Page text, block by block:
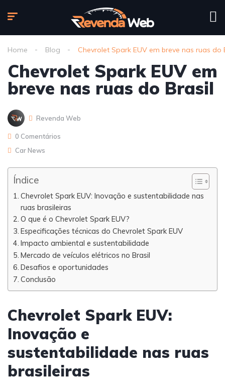
Home Blog Chevrolet Spark EUV em breve nas ruas do
Chevrolet Spark EUV em
breve nas ruas do Brasil
Revenda Web
0 Comentários
Car News
Índice
Chevrolet Spark EUV: Inovação e sustentabilidade nas
ruas brasileiras
O que é o Chevrolet Spark EUV?
Especificações técnicas do Chevrolet Spark EUV
Impacto ambiental e sustentabilidade
Mercado de veículos elétricos no Brasil
Desafios e oportunidades
Conclusão
Chevrolet Spark EUV:
Inovação e
sustentabilidade nas ruas
brasileiras